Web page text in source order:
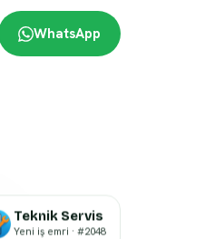
WhatsApp
Teknik Servis
Yeni iş emri · #2048